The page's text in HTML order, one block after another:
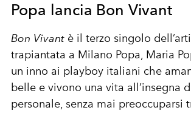
Popa lancia Bon Vivant
Bon Vivant è il terzo singolo
trapiantata a Milano Popa, Maria
un inno ai playboy italiani che
belle e vivono una vita all’insegna
personale, senza mai preoccuparsi